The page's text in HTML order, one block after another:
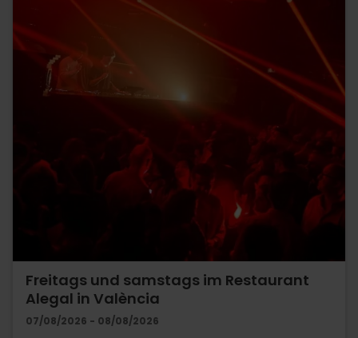
Freitags und samstags im Restaurant
Alegal in València
07/08/2026 - 08/08/2026